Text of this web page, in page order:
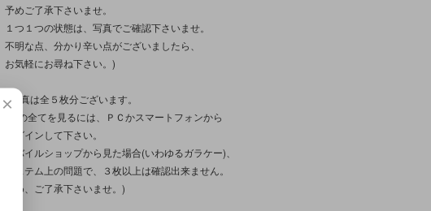
予めご了承下さいませ。
１つ１つの状態は、写真でご確認下さいませ。
不明な点、分かり辛い点がございましたら、
お気軽にお尋ね下さい。)
※写真は全５枚分ございます。
(その全てを見るには、ＰＣかスマートフォンから
ログインして下さい。
モバイルショップから見た場合(いわゆるガラケー)、
システム上の問題で、３枚以上は確認出来ません。
予め、ご了承下さいませ。)
×